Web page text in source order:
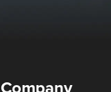
Company